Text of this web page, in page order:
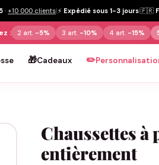
· +10 000 clients|⚡ Expédié sous 1-3 jours|🇫🇷
: 2 art. -5% 3 art. -10% 4 art. -15%
🎁Cadeaux ✏️
Chaussettes
entièrement